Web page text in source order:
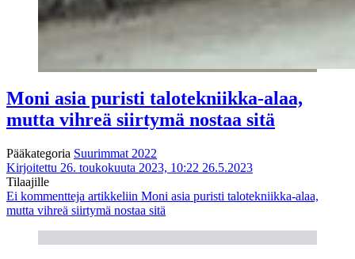
Moni asia puristi talotekniikka-alaa,
mutta vihreä siirtymä nostaa sitä
Pääkategoria Suurimmat 2022
Kirjoitettu 26. toukokuuta 2023, 10:22 26.5.2023
Tilaajille
Ei kommentteja artikkeliin Moni asia puristi talotekniikka-alaa,
mutta vihreä siirtymä nostaa sitä